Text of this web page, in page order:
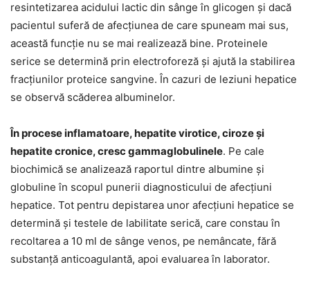
resintetizarea acidului lactic din sânge în glicogen şi dacă
pacientul suferă de afecţiunea de care spuneam mai sus,
această funcţie nu se mai realizează bine. Proteinele
serice se determină prin electroforeză şi ajută la stabilirea
fracţiunilor proteice sangvine. În cazuri de leziuni hepatice
se observă scăderea albuminelor.
În procese inflamatoare, hepatite virotice, ciroze şi
hepatite cronice, cresc gammaglobulinele. Pe cale
biochimică se analizează raportul dintre albumine şi
globuline în scopul punerii diagnosticului de afecţiuni
hepatice. Tot pentru depistarea unor afecţiuni hepatice se
determină şi testele de labilitate serică, care constau în
recoltarea a 10 ml de sânge venos, pe nemâncate, fără
substanţă anticoagulantă, apoi evaluarea în laborator.